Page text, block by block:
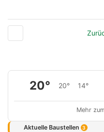
20° 20° 14°
Mehr
Aktuelle Baustellen 3